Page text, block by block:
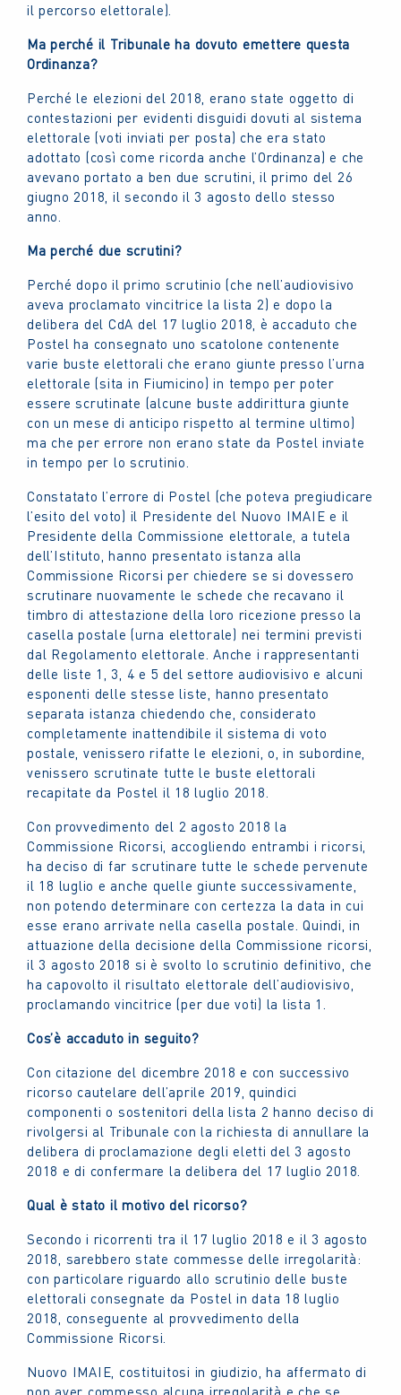
il percorso elettorale).
Ma perché il Tribunale ha dovuto emettere questa
Ordinanza?
Perché le elezioni del 2018, erano state oggetto di
contestazioni per evidenti disguidi dovuti al sistema
elettorale (voti inviati per posta) che era stato
adottato (così come ricorda anche l’Ordinanza) e che
avevano portato a ben due scrutini, il primo del 26
giugno 2018, il secondo il 3 agosto dello stesso
anno.
Ma perché due scrutini?
Perché dopo il primo scrutinio (che nell’audiovisivo
aveva proclamato vincitrice la lista 2) e dopo la
delibera del CdA del 17 luglio 2018, è accaduto che
Postel ha consegnato uno scatolone contenente
varie buste elettorali che erano giunte presso l’urna
elettorale (sita in Fiumicino) in tempo per poter
essere scrutinate (alcune buste addirittura giunte
con un mese di anticipo rispetto al termine ultimo)
ma che per errore non erano state da Postel inviate
in tempo per lo scrutinio.
Constatato l’errore di Postel (che poteva pregiudicare
l’esito del voto) il Presidente del Nuovo IMAIE e il
Presidente della Commissione elettorale, a tutela
dell’Istituto, hanno presentato istanza alla
Commissione Ricorsi per chiedere se si dovessero
scrutinare nuovamente le schede che recavano il
timbro di attestazione della loro ricezione presso la
casella postale (urna elettorale) nei termini previsti
dal Regolamento elettorale. Anche i rappresentanti
delle liste 1, 3, 4 e 5 del settore audiovisivo e alcuni
esponenti delle stesse liste, hanno presentato
separata istanza chiedendo che, considerato
completamente inattendibile il sistema di voto
postale, venissero rifatte le elezioni, o, in subordine,
venissero scrutinate tutte le buste elettorali
recapitate da Postel il 18 luglio 2018.
Con provvedimento del 2 agosto 2018 la
Commissione Ricorsi, accogliendo entrambi i ricorsi,
ha deciso di far scrutinare tutte le schede pervenute
il 18 luglio e anche quelle giunte successivamente,
non potendo determinare con certezza la data in cui
esse erano arrivate nella casella postale. Quindi, in
attuazione della decisione della Commissione ricorsi,
il 3 agosto 2018 si è svolto lo scrutinio definitivo, che
ha capovolto il risultato elettorale dell’audiovisivo,
proclamando vincitrice (per due voti) la lista 1.
Cos’è accaduto in seguito?
Con citazione del dicembre 2018 e con successivo
ricorso cautelare dell’aprile 2019, quindici
componenti o sostenitori della lista 2 hanno deciso di
rivolgersi al Tribunale con la richiesta di annullare la
delibera di proclamazione degli eletti del 3 agosto
2018 e di confermare la delibera del 17 luglio 2018.
Qual è stato il motivo del ricorso?
Secondo i ricorrenti tra il 17 luglio 2018 e il 3 agosto
2018, sarebbero state commesse delle irregolarità:
con particolare riguardo allo scrutinio delle buste
elettorali consegnate da Postel in data 18 luglio
2018, conseguente al provvedimento della
Commissione Ricorsi.
Nuovo IMAIE, costituitosi in giudizio, ha affermato di
non aver commesso alcuna irregolarità e che se